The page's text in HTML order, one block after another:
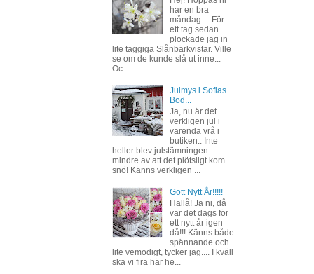
har en bra
måndag.... För
ett tag sedan
plockade jag in
lite taggiga Slånbärkvistar. Ville
se om de kunde slå ut inne...
Oc...
Julmys i Sofias
Bod...
Ja, nu är det
verkligen jul i
varenda vrå i
butiken.. Inte
heller blev julstämningen
mindre av att det plötsligt kom
snö! Känns verkligen ...
Gott Nytt År!!!!!
Hallå! Ja ni, då
var det dags för
ett nytt år igen
då!!! Känns både
spännande och
lite vemodigt, tycker jag.... I kväll
ska vi fira här he...